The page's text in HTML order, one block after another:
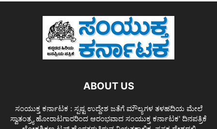
ABOUT US
ಸಂಯುಕ್ತ ಕರ್ನಾಟಕ : ಸ್ಪಷ್ಟ ಉದ್ದೇಶ ಜತೆಗೆ ಮೌಲ್ಯಗಳ ತಳಹದಿಯ ಮೇಲೆ
ಸ್ವಾತಂತ್ರ್ಯ ಹೋರಾಟಗಾರರಿಂದ ಆರಂಭವಾದ ಸಂಯುಕ್ತ ಕರ್ನಾಟಕ' ದಿನಪತ್ರಿಕೆ